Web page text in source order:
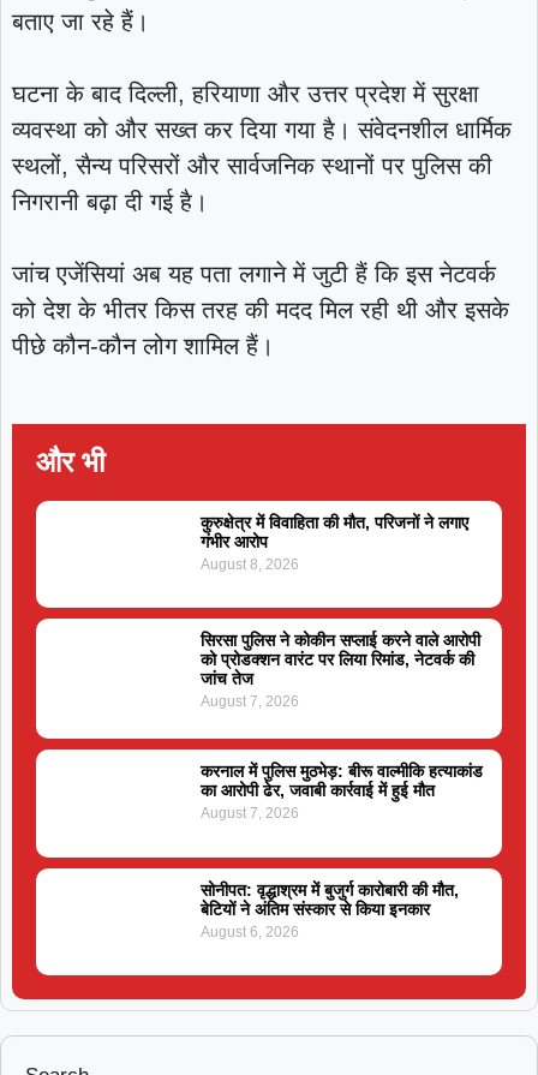
बताए जा रहे हैं।
घटना के बाद दिल्ली, हरियाणा और उत्तर प्रदेश में सुरक्षा
व्यवस्था को और सख्त कर दिया गया है। संवेदनशील धार्मिक
स्थलों, सैन्य परिसरों और सार्वजनिक स्थानों पर पुलिस की
निगरानी बढ़ा दी गई है।
जांच एजेंसियां अब यह पता लगाने में जुटी हैं कि इस नेटवर्क
को देश के भीतर किस तरह की मदद मिल रही थी और इसके
पीछे कौन-कौन लोग शामिल हैं।
और भी
कुरुक्षेत्र में विवाहिता की मौत, परिजनों ने लगाए
गंभीर आरोप
August 8, 2026
सिरसा पुलिस ने कोकीन सप्लाई करने वाले आरोपी
को प्रोडक्शन वारंट पर लिया रिमांड, नेटवर्क की
जांच तेज
August 7, 2026
करनाल में पुलिस मुठभेड़: बीरू वाल्मीकि हत्याकांड
का आरोपी ढेर, जवाबी कार्रवाई में हुई मौत
August 7, 2026
सोनीपत: वृद्धाश्रम में बुजुर्ग कारोबारी की मौत,
बेटियों ने अंतिम संस्कार से किया इनकार
August 6, 2026